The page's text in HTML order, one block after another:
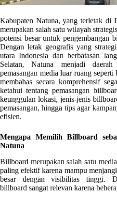
Kabupaten Natuna, yang terletak di
merupakan salah satu wilayah
potensi besar untuk pengembangan
Dengan letak geografis yang
utara Indonesia dan berbatasan
Selatan, Natuna menjadi
pemasangan media luar ruang
membahas secara komprehensif
ketahui tentang pemasangan
keunggulan lokasi, jenis-jenis
pemasangan, hingga tips agar
efisien.
Mengapa Memilih Billboard
Natuna
Billboard merupakan salah satu
paling efektif karena mampu
besar dengan visibilitas tinggi.
billboard sangat relevan karena